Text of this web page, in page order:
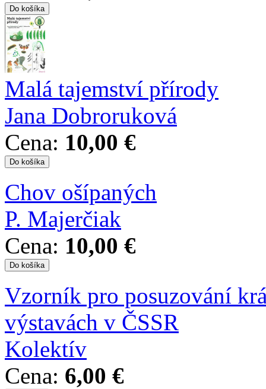
Malá tajemství přírody
Jana Dobroruková
Cena: 10,00 €
Chov ošípaných
P. Majerčiak
Cena: 10,00 €
Vzorník pro posuzování
výstavách v ČSSR
Kolektív
Cena: 6,00 €